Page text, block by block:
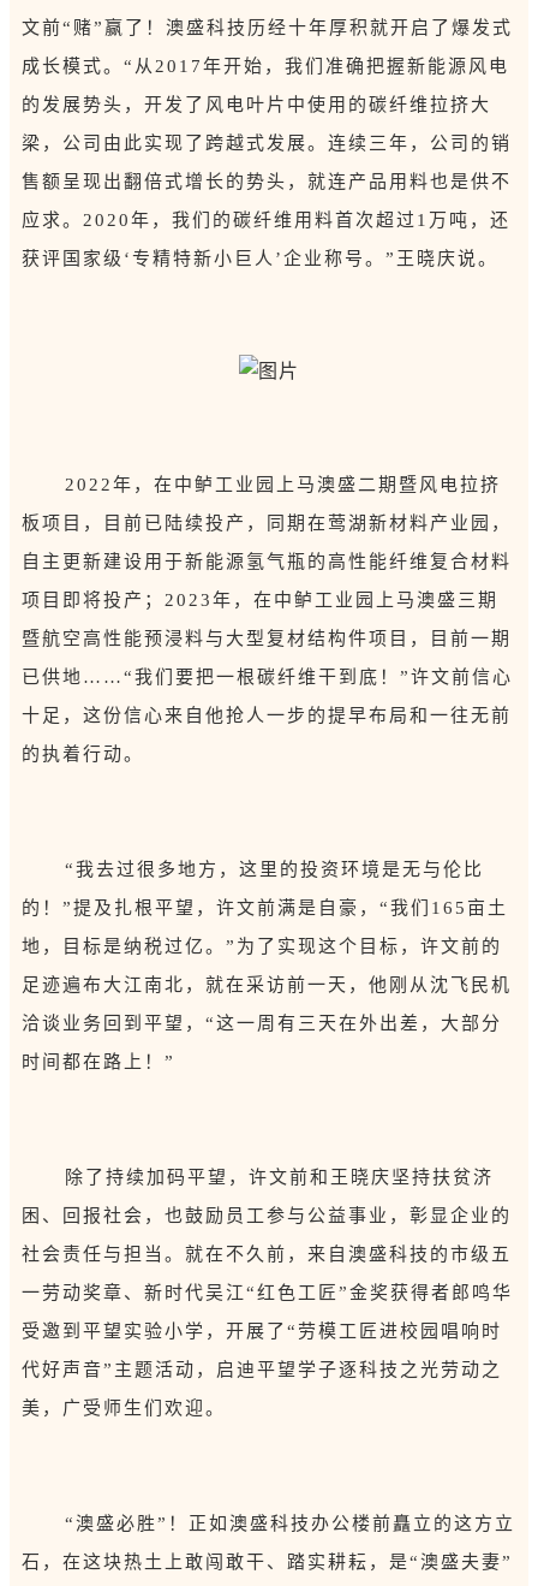
文前“赌”赢了！澳盛科技历经十年厚积就开启了爆发式
成长模式。“从2017年开始，我们准确把握新能源风电
的发展势头，开发了风电叶片中使用的碳纤维拉挤大
梁，公司由此实现了跨越式发展。连续三年，公司的销
售额呈现出翻倍式增长的势头，就连产品用料也是供不
应求。2020年，我们的碳纤维用料首次超过1万吨，还
获评国家级‘专精特新小巨人’企业称号。”王晓庆说。
2022年，在中鲈工业园上马澳盛二期暨风电拉挤
板项目，目前已陆续投产，同期在莺湖新材料产业园，
自主更新建设用于新能源氢气瓶的高性能纤维复合材料
项目即将投产；2023年，在中鲈工业园上马澳盛三期
暨航空高性能预浸料与大型复材结构件项目，目前一期
已供地……“我们要把一根碳纤维干到底！”许文前信心
十足，这份信心来自他抢人一步的提早布局和一往无前
的执着行动。
“我去过很多地方，这里的投资环境是无与伦比
的！”提及扎根平望，许文前满是自豪，“我们165亩土
地，目标是纳税过亿。”为了实现这个目标，许文前的
足迹遍布大江南北，就在采访前一天，他刚从沈飞民机
洽谈业务回到平望，“这一周有三天在外出差，大部分
时间都在路上！”
除了持续加码平望，许文前和王晓庆坚持扶贫济
困、回报社会，也鼓励员工参与公益事业，彰显企业的
社会责任与担当。就在不久前，来自澳盛科技的市级五
一劳动奖章、新时代吴江“红色工匠”金奖获得者郎鸣华
受邀到平望实验小学，开展了“劳模工匠进校园唱响时
代好声音”主题活动，启迪平望学子逐科技之光劳动之
美，广受师生们欢迎。
“澳盛必胜”！正如澳盛科技办公楼前矗立的这方立
石，在这块热土上敢闯敢干、踏实耕耘，是“澳盛夫妻”